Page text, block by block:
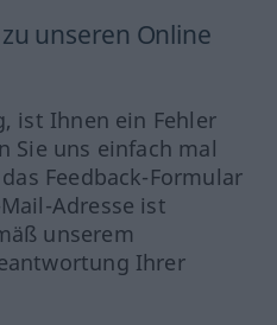
unseren Online
ist Ihnen ein Fehler
Sie uns einfach mal
Feedback-Formular
Adresse ist
unserem
Ihrer